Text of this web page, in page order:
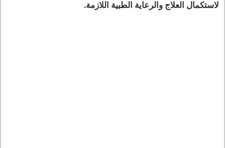
لاستكمال العلاج والرعاية الطبية اللازمة.